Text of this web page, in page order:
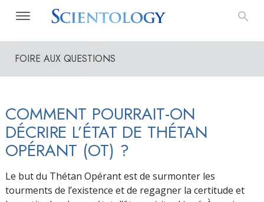
FOIRE AUX QUESTIONS
COMMENT POURRAIT-ON
DÉCRIRE L’ÉTAT DE THÉTAN
OPÉRANT (OT) ?
Le but du Thétan Opérant est de surmonter les
tourments de l’existence et de regagner la certitude et